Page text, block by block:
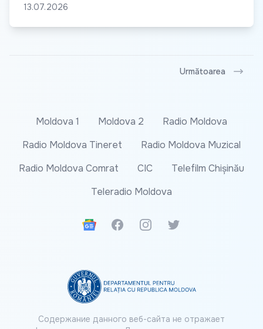
13.07.2026
Următoarea
Moldova 1 Moldova 2
Radio Moldova
Radio Moldova Tineret
Radio Moldova Muzical
Radio Moldova Comrat
CIC
Telefilm Chișinău
Teleradio Moldova
Google News
FacebookInstagramTwitter
Содержание данного веб-сайта не отражает